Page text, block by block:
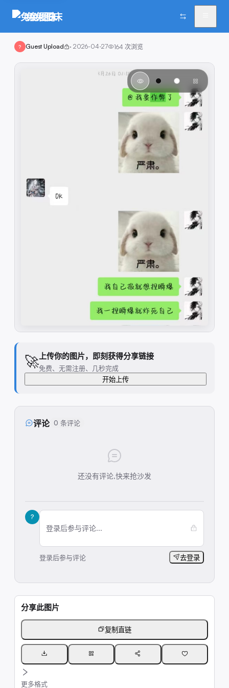
兔兔图床
? Guest Upload · 2026-04-27 164 次浏览
🚀上传你的图片，即刻获得分享链接
免费、无需注册、几秒完成
开始上传
评论 0 条评论
还没有评论,快来抢沙发
?
登录后参与评论...
登录后参与评论 去登录
分享此图片
复制直链
更多格式